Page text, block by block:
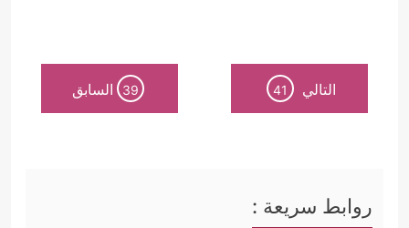
التالي 41
39 السابق
روابط سريعة :